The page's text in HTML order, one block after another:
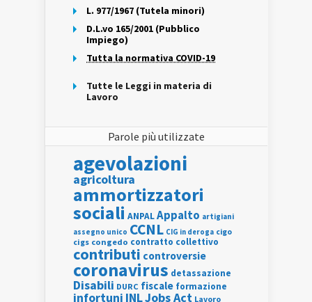
L. 977/1967 (Tutela minori)
D.L.vo 165/2001 (Pubblico
Impiego)
Tutta la normativa COVID-19
Tutte le Leggi in materia di
Lavoro
Parole più utilizzate
agevolazioni
agricoltura
ammortizzatori
sociali ANPALAppalto artigiani
assegno unico CCNL CIG in deroga cigo
cigs congedo contratto collettivo
contributi controversie
coronavirus detassazione
Disabili DURC fiscale formazione
infortuni INLJobs Act Lavoro